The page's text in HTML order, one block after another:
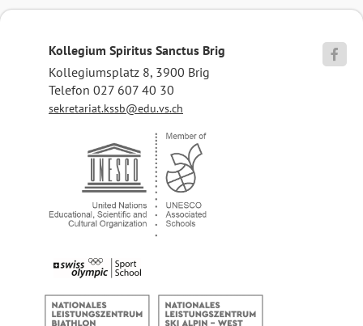
Kollegium Spiritus Sanctus Brig
Kollegiumsplatz 8, 3900 Brig
Telefon 027 607 40 30
sekretariat.kssb@edu.vs.ch
